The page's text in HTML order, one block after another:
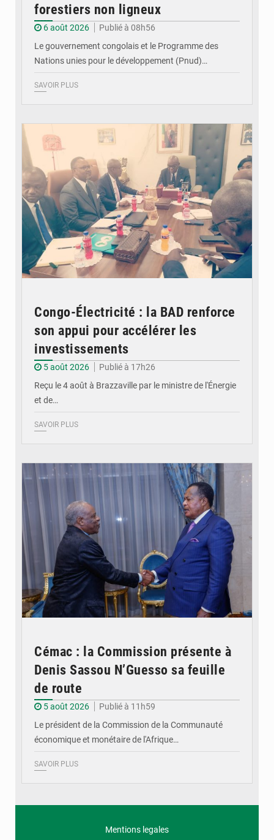
forestiers non ligneux
6 août 2026
Publié à 08h56
Le gouvernement congolais et le Programme des
Nations unies pour le développement (Pnud)…
SAVOIR PLUS
Congo-Électricité : la BAD renforce
son appui pour accélérer les
investissements
5 août 2026
Publié à 17h26
Reçu le 4 août à Brazzaville par le ministre de l'Énergie
et de…
SAVOIR PLUS
Cémac : la Commission présente à
Denis Sassou N’Guesso sa feuille
de route
5 août 2026
Publié à 11h59
Le président de la Commission de la Communauté
économique et monétaire de l'Afrique…
SAVOIR PLUS
Mentions legales